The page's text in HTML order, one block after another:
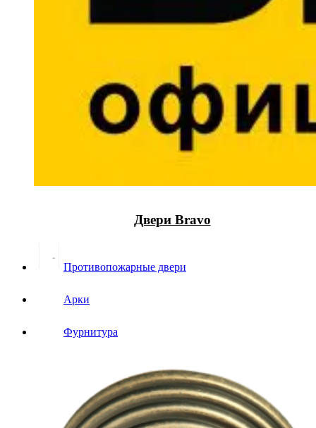
Двери Bravo
Противопожарные двери
Арки
Фурнитура